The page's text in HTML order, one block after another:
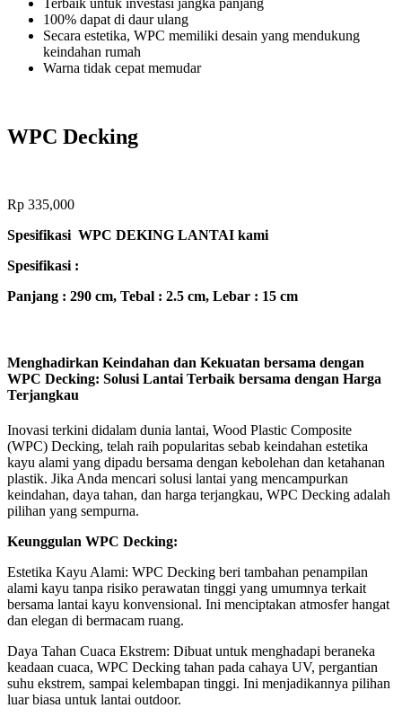
100% dapat di daur ulang
Secara estetika, WPC memiliki desain yang mendukung
keindahan rumah
Warna tidak cepat memudar
WPC Decking
Rp 335,000
Spesifikasi WPC DEKING LANTAI kami
Spesifikasi :
Panjang : 290 cm, Tebal : 2.5 cm, Lebar : 15 cm
Menghadirkan Keindahan dan Kekuatan bersama dengan
WPC Decking: Solusi Lantai Terbaik bersama dengan Harga
Terjangkau
Inovasi terkini didalam dunia lantai, Wood Plastic Composite
(WPC) Decking, telah raih popularitas sebab keindahan estetika
kayu alami yang dipadu bersama dengan kebolehan dan ketahanan
plastik. Jika Anda mencari solusi lantai yang mencampurkan
keindahan, daya tahan, dan harga terjangkau, WPC Decking adalah
pilihan yang sempurna.
Keunggulan WPC Decking:
Estetika Kayu Alami: WPC Decking beri tambahan penampilan
alami kayu tanpa risiko perawatan tinggi yang umumnya terkait
bersama lantai kayu konvensional. Ini menciptakan atmosfer hangat
dan elegan di bermacam ruang.
Daya Tahan Cuaca Ekstrem: Dibuat untuk menghadapi beraneka
keadaan cuaca, WPC Decking tahan pada cahaya UV, pergantian
suhu ekstrem, sampai kelembapan tinggi. Ini menjadikannya pilihan
luar biasa untuk lantai outdoor.